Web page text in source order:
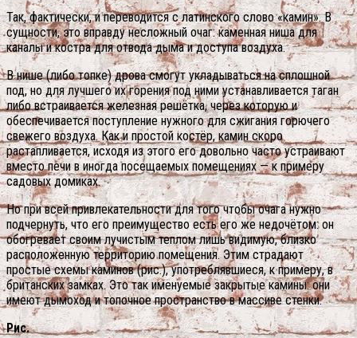
Так, фактически, и переводится с латинского слово «камин». В
сущности, это вправду несложный очаг: каменная ниша для
каналы и костра для отвода дыма и доступа воздуха.
В нише (либо топке) дрова смогут укладываться на сплошной
под, но для лучшего их горения под ними устанавливается таган
либо встраивается железная решётка, через которую и
обеспечивается поступление нужного для сжигания горючего
свежего воздуха. Как и простой костёр, камин скоро
растапливается, исходя из этого его довольно часто устраивают
вместо печи в иногда посещаемых помещениях — к примеру
садовых домиках.
Но при всей привлекательности для того чтобы очага нужно
подчернуть, что его преимущество есть его же недочётом: он
обогревает своим лучистым теплом лишь видимую, близко
расположенную территорию помещения. Этим страдают
простые схемы каминов (рис.), употреблявшиеся, к примеру, в
британских замках. Это так именуемые закрытые камины: они
имеют дымоход и топочное пространство в массиве стенки.
Рис.